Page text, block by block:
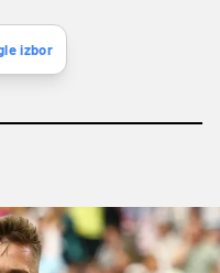
izbor